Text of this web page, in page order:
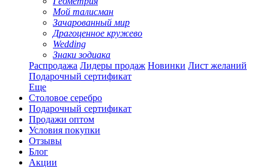
Мой талисман
Зачарованный мир
Драгоценное кружево
Wedding
Знаки зодиака
Распродажа Лидеры продаж Новинки Лист желаний
Подарочный сертификат
Еще
Столовое серебро
Подарочный сертификат
Продажи оптом
Условия покупки
Отзывы
Блог
Акции